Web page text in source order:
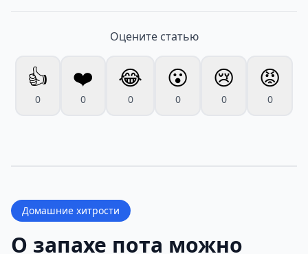
Оцените статью
👍
0
❤️
0
😂
0
😮
0
😢
0
😡
0
Домашние хитрости
О запахе пота можно